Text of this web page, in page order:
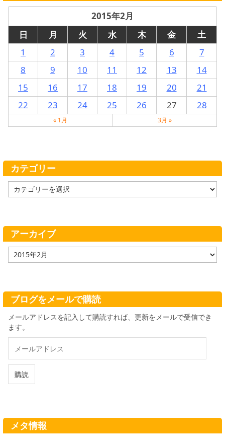
2015年2月
日
月 火 水 木 金
土
1
2 3 4 5 6
7
8
9 10 11 12 13
14
15
16 17 18 19 20
21
22
23 24 25 26 27 28
« 1月 3月 »
カテゴリー
テ
ー
アーカイブ
ア
ー
ブ
ブログをメールで購読
メールアドレスを記入して購読すれば、更新をメールで受信でき
ます。
ル
ド
購読
メタ情報